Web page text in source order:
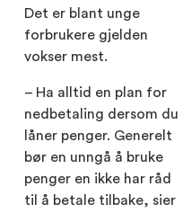
Det er blant unge
forbrukere gjelden
vokser mest.
– Ha alltid en plan for
nedbetaling dersom du
låner penger. Generelt
bør en unngå å bruke
penger en ikke har råd
til å betale tilbake, sier